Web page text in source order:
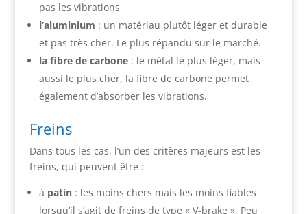
pas les vibrations
l’aluminium : un matériau plutôt léger et durable
et pas très cher. Le plus répandu sur le marché.
la fibre de carbone: le métal le plus léger, mais
aussi le plus cher, la fibre de carbone permet
également d’absorber les vibrations.
Freins
Dans tous les cas, l’un des critères majeurs est les
freins, qui peuvent être :
à patin : les moins chers mais les moins fiables
lorsqu’il s’agit de freins de type « V-brake ». Peu